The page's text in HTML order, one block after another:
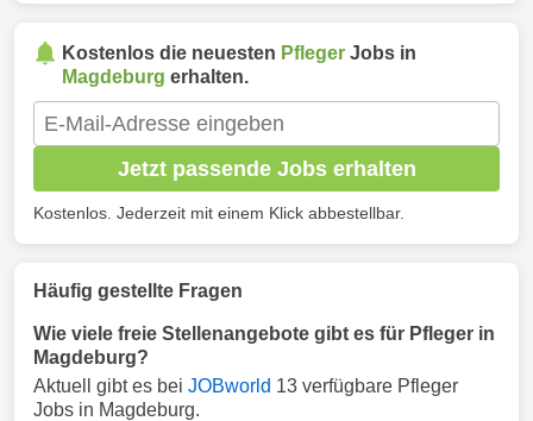
Kostenlos die neuesten Pfleger Jobs in
Magdeburg erhalten.
Jetzt passende Jobs erhalten
Kostenlos. Jederzeit mit einem Klick abbestellbar.
Häufig gestellte Fragen
Wie viele freie Stellenangebote gibt es für Pfleger in
Magdeburg?
Aktuell gibt es bei JOBworld 13 verfügbare Pfleger
Jobs in Magdeburg.